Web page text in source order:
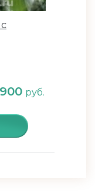
900 руб.